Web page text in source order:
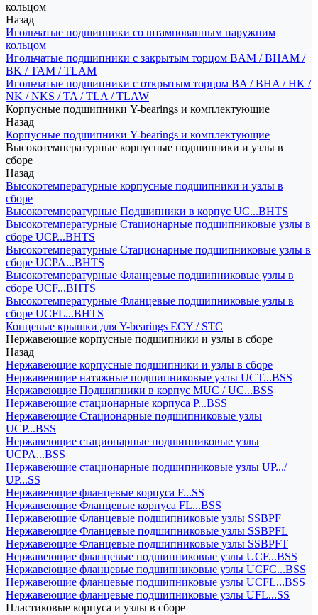
кольцом
Назад
Игольчатые подшипники со штампованным наружним
кольцом
Игольчатые подшипники с закрытым торцом BAM / BHAM /
BK / TAM / TLAM
Игольчатые подшипники с открытым торцом BA / BHA / HK /
NK / NKS / TA / TLA / TLAW
Корпусные подшипники Y-bearings и комплектующие
Назад
Корпусные подшипники Y-bearings и комплектующие
Высокотемпературные корпусные подшипники и узлы в
сборе
Назад
Высокотемпературные корпусные подшипники и узлы в
сборе
Высокотемпературные Подшипники в корпус UC...BHTS
Высокотемпературные Стационарные подшипниковые узлы в
сборе UCP...BHTS
Высокотемпературные Стационарные подшипниковые узлы в
сборе UCPA...BHTS
Высокотемпературные Фланцевые подшипниковые узлы в
сборе UCF...BHTS
Высокотемпературные Фланцевые подшипниковые узлы в
сборе UCFL...BHTS
Концевые крышки для Y-bearings ECY / STC
Нержавеющие корпусные подшипники и узлы в сборе
Назад
Нержавеющие корпусные подшипники и узлы в сборе
Нержавеющие натяжные подшипниковые узлы UCT...BSS
Нержавеющие Подшипники в корпус MUC / UC...BSS
Нержавеющие стационарные корпуса P...BSS
Нержавеющие Стационарные подшипниковые узлы
UCP...BSS
Нержавеющие стационарные подшипниковые узлы
UCPA...BSS
Нержавеющие стационарные подшипниковые узлы UP.../
UP...SS
Нержавеющие фланцевые корпуса F...SS
Нержавеющие Фланцевые корпуса FL...BSS
Нержавеющие Фланцевые подшипниковые узлы SSBPF
Нержавеющие Фланцевые подшипниковые узлы SSBPFL
Нержавеющие Фланцевые подшипниковые узлы SSBPFT
Нержавеющие фланцевые подшипниковые узлы UCF...BSS
Нержавеющие фланцевые подшипниковые узлы UCFC...BSS
Нержавеющие фланцевые подшипниковые узлы UCFL...BSS
Нержавеющие фланцевые подшипниковые узлы UFL...SS
Пластиковые корпуса и узлы в сборе